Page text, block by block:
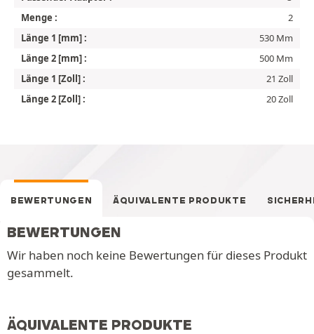
Menge :
2
Länge 1 [mm] :
530 Mm
Länge 2 [mm] :
500 Mm
Länge 1 [Zoll] :
21 Zoll
Länge 2 [Zoll] :
20 Zoll
BEWERTUNGEN ÄQUIVALENTE PRODUKTE
BEWERTUNGEN
Wir haben noch keine Bewertungen für dieses Produkt
gesammelt.
ÄQUIVALENTE PRODUKTE